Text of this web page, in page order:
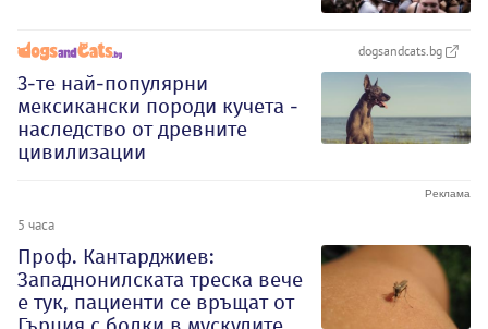
dogsandcats.bg
3-те най-популярни
мексикански породи кучета -
наследство от древните
цивилизации
5 часа
Проф. Кантарджиев:
Западнонилската треска вече
е тук, пациенти се връщат от